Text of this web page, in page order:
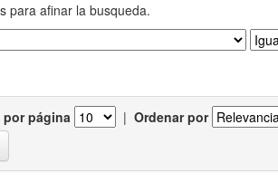
para afinar la busqueda.
página | Ordenar por